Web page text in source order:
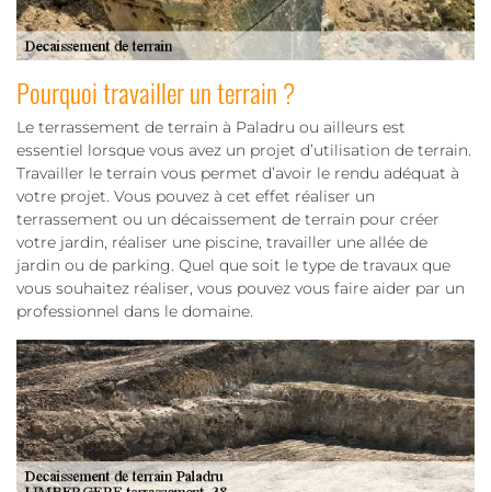
Pourquoi travailler un terrain ?
Le terrassement de terrain à Paladru ou ailleurs est
essentiel lorsque vous avez un projet d’utilisation de terrain.
Travailler le terrain vous permet d’avoir le rendu adéquat à
votre projet. Vous pouvez à cet effet réaliser un
terrassement ou un décaissement de terrain pour créer
votre jardin, réaliser une piscine, travailler une allée de
jardin ou de parking. Quel que soit le type de travaux que
vous souhaitez réaliser, vous pouvez vous faire aider par un
professionnel dans le domaine.